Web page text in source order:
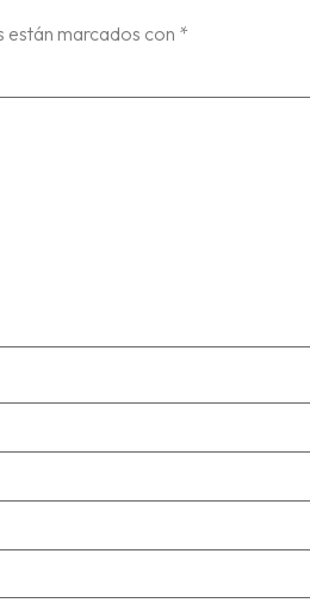
marcados con *